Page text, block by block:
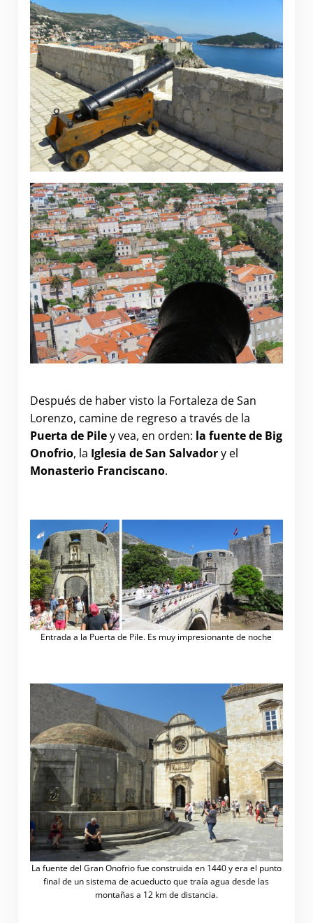
Después de haber visto la Fortaleza de San
Lorenzo, camine de regreso a través de la
Puerta de Piley vea, en orden: la fuente de Big
Onofrio, la Iglesia de San Salvadory el
Monasterio Franciscano.
Entrada a la Puerta de Pile. Es muy impresionante de noche
La fuente del Gran Onofrio fue construida en 1440 y era el punto
final de un sistema de acueducto que traía agua desde las
montañas a 12 km de distancia.